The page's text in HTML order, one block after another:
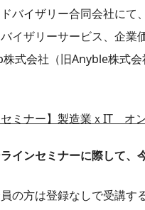
バイザリー合同会社にて
イザリーサービス、企業
式会社（旧Anyble株式会
セミナー】製造業ｘIT オ
インセミナーに際して、
の方は登録なしで受講す